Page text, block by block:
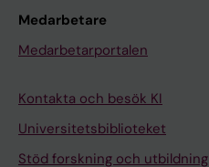
Medarbetare
Medarbetarportalen
Kontakta och besök KI
Universitetsbiblioteket
Stöd forskning och utbildning